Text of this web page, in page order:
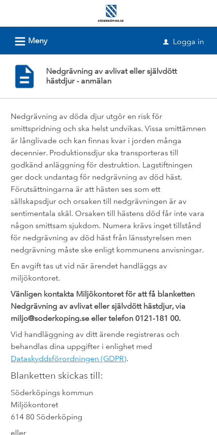
Söderköpings
L Meny u Logga in
Nedgrävning av avlivat eller självdött
hästdjur - anmälan
Nedgrävning av döda djur utgör en risk för
smittspridning och ska helst undvikas. Vissa smittämnen
är långlivade och kan finnas kvar i jorden många
decennier. Produktionsdjur ska transporteras till
godkänd anläggning för destruktion. Lagstiftningen
ger dock undantag för nedgrävning av död häst.
Förutsättningarna är att hästen ses som ett
sällskapsdjur och orsaken till nedgrävningen är av
sentimentala skäl. Orsaken till hästens död får inte vara
någon smittsam sjukdom. Numera krävs inget tillstånd
för nedgrävning av död häst från länsstyrelsen men
nedgrävning måste ske enligt kommunens anvisningar.
En avgift tas ut vid när ärendet handläggs av
miljökontoret.
Vänligen kontakta Miljökontoret för att få blanketten
Nedgrävning av avlivat eller självdött hästdjur, via
miljo@soderkoping.se eller telefon 0121-181 00.
Vid handläggning av ditt ärende registreras och
behandlas dina uppgifter i enlighet med
Dataskyddsförordningen (GDPR).
Blanketten skickas till:
Söderköpings kommun
Miljökontoret
614 80 Söderköping
eller